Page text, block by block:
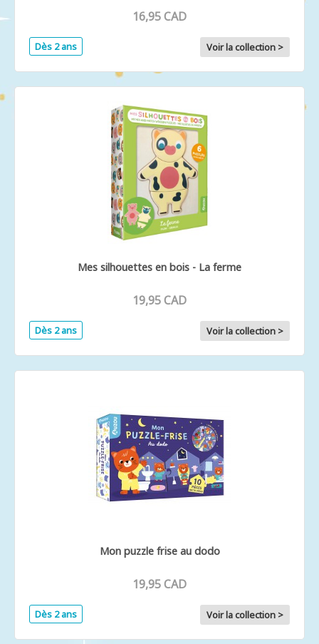
16,95 CAD
Dès 2 ans Voir la collection >
Mes silhouettes en bois - La ferme
19,95 CAD
Dès 2 ans Voir la collection >
Mon puzzle frise au dodo
19,95 CAD
Dès 2 ans Voir la collection >